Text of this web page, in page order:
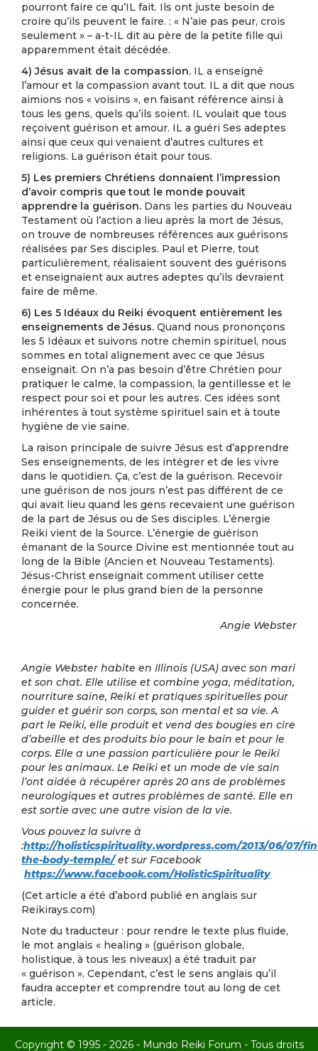
pourront faire ce qu’IL fait. Ils ont juste besoin de
croire qu’ils peuvent le faire. : « N’aie pas peur, crois
seulement » – a-t-IL dit au père de la petite fille qui
apparemment était décédée.
4) Jésus avait de la compassion. IL a enseigné
l’amour et la compassion avant tout. IL a dit que nous
aimions nos « voisins », en faisant référence ainsi à
tous les gens, quels qu’ils soient. IL voulait que tous
reçoivent guérison et amour. IL a guéri Ses adeptes
ainsi que ceux qui venaient d’autres cultures et
religions. La guérison était pour tous.
5) Les premiers Chrétiens donnaient l’impression
d’avoir compris que tout le monde pouvait
apprendre la guérison. Dans les parties du Nouveau
Testament où l’action a lieu après la mort de Jésus,
on trouve de nombreuses références aux guérisons
réalisées par Ses disciples. Paul et Pierre, tout
particulièrement, réalisaient souvent des guérisons
et enseignaient aux autres adeptes qu’ils devraient
faire de même.
6) Les 5 Idéaux du Reiki évoquent entièrement les
enseignements de Jésus. Quand nous prononçons
les 5 Idéaux et suivons notre chemin spirituel, nous
sommes en total alignement avec ce que Jésus
enseignait. On n’a pas besoin d’être Chrétien pour
pratiquer le calme, la compassion, la gentillesse et le
respect pour soi et pour les autres. Ces idées sont
inhérentes à tout système spirituel sain et à toute
hygiène de vie saine.
La raison principale de suivre Jésus est d’apprendre
Ses enseignements, de les intégrer et de les vivre
dans le quotidien. Ça, c’est de la guérison. Recevoir
une guérison de nos jours n’est pas différent de ce
qui avait lieu quand les gens recevaient une guérison
de la part de Jésus ou de Ses disciples. L’énergie
Reiki vient de la Source. L’énergie de guérison
émanant de la Source Divine est mentionnée tout au
long de la Bible (Ancien et Nouveau Testaments).
Jésus-Christ enseignait comment utiliser cette
énergie pour le plus grand bien de la personne
concernée.
Angie Webster
Angie Webster habite en Illinois (USA) avec son mari
et son chat. Elle utilise et combine yoga, méditation,
nourriture saine, Reiki et pratiques spirituelles pour
guider et guérir son corps, son mental et sa vie. A
part le Reiki, elle produit et vend des bougies en cire
d’abeille et des produits bio pour le bain et pour le
corps. Elle a une passion particulière pour le Reiki
pour les animaux. Le Reiki et un mode de vie sain
l’ont aidée à récupérer après 20 ans de problèmes
neurologiques et autres problèmes de santé. Elle en
est sortie avec une autre vision de la vie.
Vous pouvez la suivre à
:http://holisticspirituality.wordpress.com/2013/06/07/
the-body-temple/et sur Facebook
https://www.facebook.com/HolisticSpirituality
(Cet article a été d’abord publié en anglais sur
Reikirays.com)
Note du traducteur : pour rendre le texte plus fluide,
le mot anglais « healing » (guérison globale,
holistique, à tous les niveaux) a été traduit par
« guérison ». Cependant, c’est le sens anglais qu’il
faudra accepter et comprendre tout au long de cet
article.
Copyright © 1995 - 2026 - Mundo Reiki Forum - Tous droits